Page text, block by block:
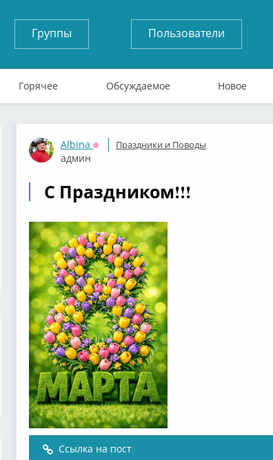
Группы Пользователи
Горячее Обсуждаемое Новое
Albina
Оффлайн
админ
Праздники и Поводы
С Праздником!!!
Ссылка на пост